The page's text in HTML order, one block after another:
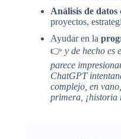
Análisis de datos
proyectos,
Ayudar en la
👉 y de hecho es
parece
ChatGPT
complejo, en
primera, ¡historia